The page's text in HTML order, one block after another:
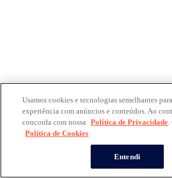
Usamos cookies e tecnologias semelhantes
experiência com anúncios e conteúdos. Ao
concorda com nossa Política de Privacidade.
Política de Cookies
Entendi